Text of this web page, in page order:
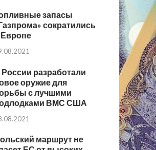
запасы
сократились
Европе
разработали
оружие для
с лучшими
ВМС США
маршрут не